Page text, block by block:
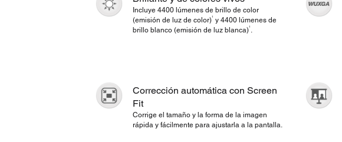
Incluye 4400 lúmenes de brillo de color
(emisión de luz de color)1
y 4400 lúmenes de
brillo blanco (emisión de luz blanca)1
Corrección automática con Screen
Fit
Corrige el tamaño y la forma de la imagen
rápida y fácilmente para ajustarla a la pantalla.